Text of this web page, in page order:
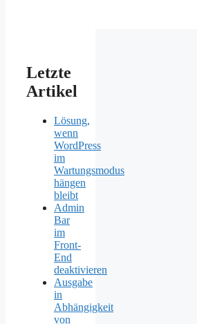
Letzte
Artikel
Lösung,
wenn
WordPress
im
Wartungsmodus
hängen
bleibt
Admin
Bar
im
Front-
End
deaktivieren
Ausgabe
in
Abhängigkeit
von